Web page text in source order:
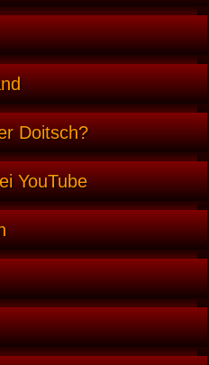
Doitsch?
YouTube